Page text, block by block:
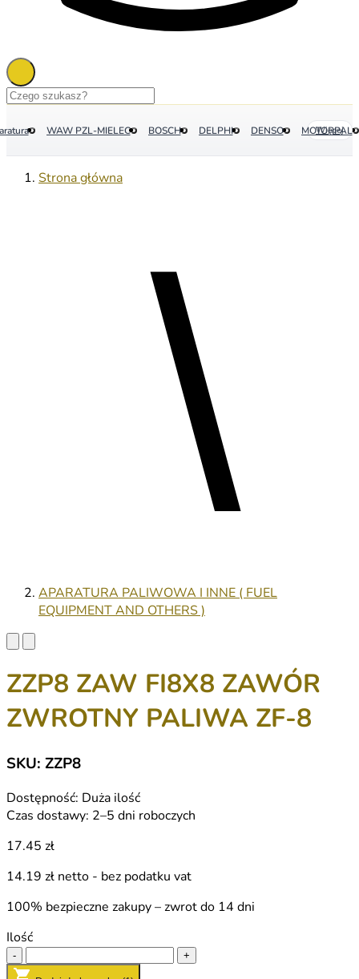
WAW PZL-MIELEC BOSCH DELPHI DENSO MOTORPAL
Więcej
Strona główna
APARATURA PALIWOWA I INNE ( FUEL
EQUIPMENT AND OTHERS )
ZZP8 ZAW FI8X8 ZAWÓR
ZWROTNY PALIWA ZF-8
SKU: ZZP8
Dostępność: Duża ilość
Czas dostawy: 2–5 dni roboczych
17.45 zł
14.19 zł netto - bez podatku vat
100% bezpieczne zakupy – zwrot do 14 dni
Ilość
- +